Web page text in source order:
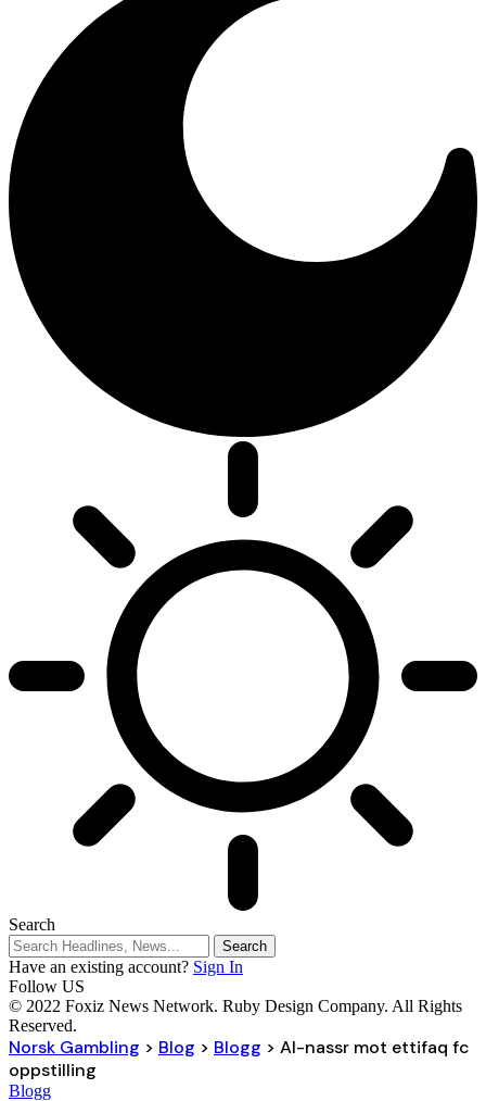
Search
Have an existing account? Sign In
Follow US
© 2022 Foxiz News Network. Ruby Design Company. All Rights
Reserved.
Norsk Gambling > Blog > Blogg > Al-nassr mot ettifaq fc
oppstilling
Blogg